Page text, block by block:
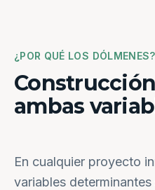
¿POR QUÉ LOS DÓLMENES?
ambas
En cualquier proyecto
variables determinantes